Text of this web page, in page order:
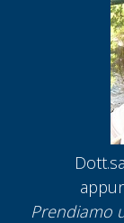
Prendiamo